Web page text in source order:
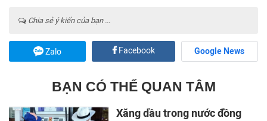
Chia sẻ ý kiến của bạn ...
Zalo Facebook Google News
BẠN CÓ THỂ QUAN TÂM
Xăng dầu trong nước đồng